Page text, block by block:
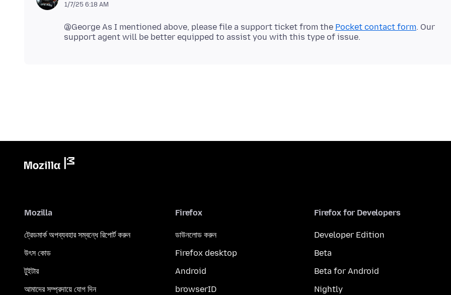
1/7/25 6:18 AM
@George As I mentioned above, please file a support ticket from the Pocket contact form. Our
Mozilla
ট্রেডমার্ক অপব্যবহার সম্বন্ধে রিপোর্ট করুন
উৎস কোড
টুইটার
আমাদের সম্প্রদায়ে যোগ দিন
Firefox
ডাউনলোড করুন
Firefox desktop
Android
browserID
Firefox for Developers
Developer Edition
Beta
Beta for Android
Nightly